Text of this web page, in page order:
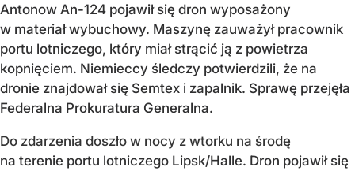
Antonow An-124 pojawił się dron wyposażony
w materiał wybuchowy. Maszynę zauważył pracownik
portu lotniczego, który miał strącić ją z powietrza
kopnięciem. Niemieccy śledczy potwierdzili, że na
dronie znajdował się Semtex i zapalnik. Sprawę przejęła
Federalna Prokuratura Generalna.
Do zdarzenia doszło w nocy z wtorku na środę
na terenie portu lotniczego Lipsk/Halle. Dron pojawił się